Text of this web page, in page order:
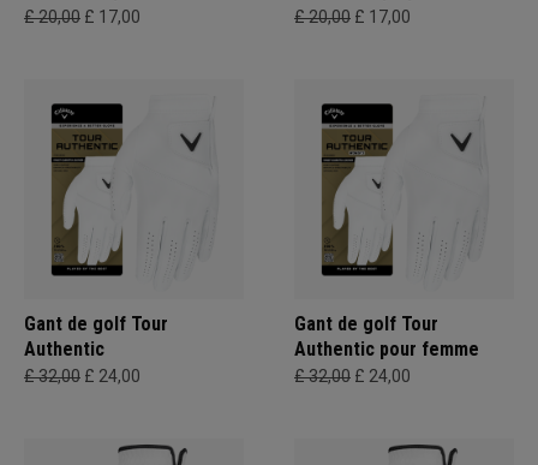
£ 20,00 £ 17,00 £ 20,00 £ 17,00
Gant de golf Tour
Authentic
£ 32,00 £ 24,00
Gant de golf Tour
Authentic pour femme
£ 32,00 £ 24,00